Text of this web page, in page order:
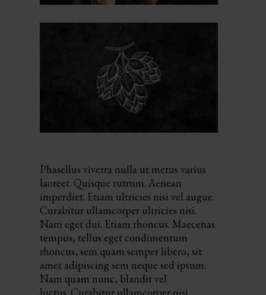
Phasellus viverra nulla ut metus varius
laoreet. Quisque rutrum. Aenean
imperdiet. Etiam ultricies nisi vel augue.
Curabitur ullamcorper ultricies nisi.
Nam eget dui. Etiam rhoncus. Maecenas
tempus, tellus eget condimentum
rhoncus, sem quam semper libero, sit
amet adipiscing sem neque sed ipsum.
Nam quam nunc, blandit vel
luctus. Curabitur ullamcorper nisi